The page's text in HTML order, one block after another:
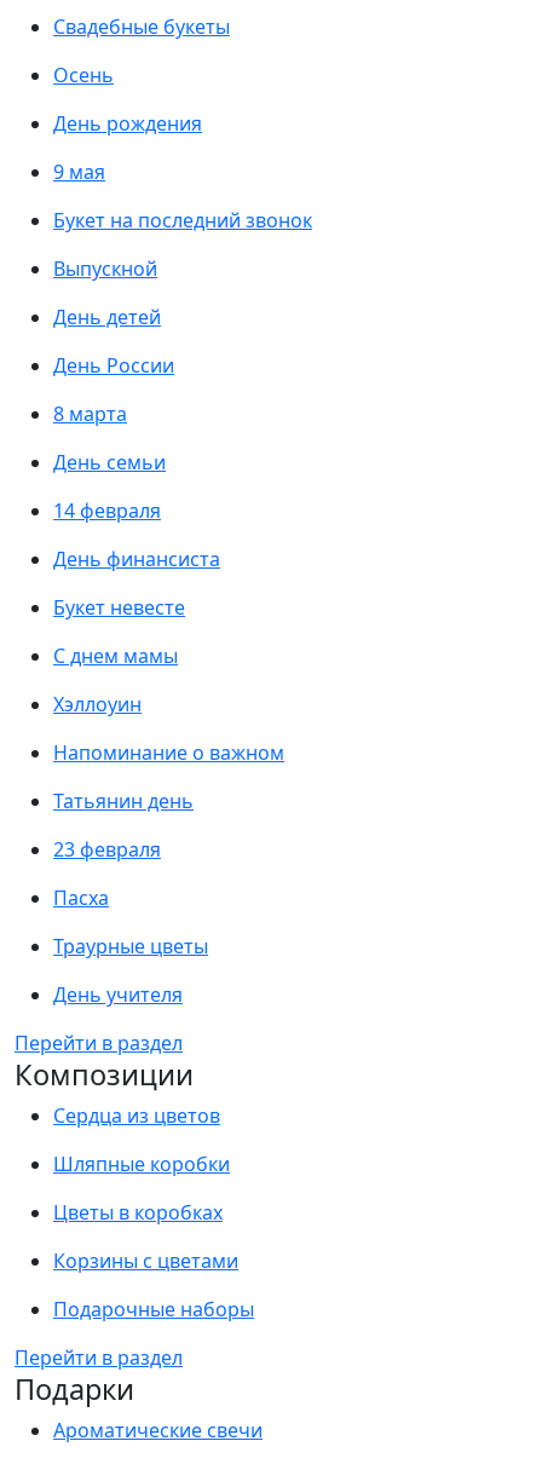
Свадебные букеты
Осень
День рождения
9 мая
Букет на последний звонок
Выпускной
День детей
День России
8 марта
День семьи
14 февраля
День финансиста
Букет невесте
С днем мамы
Хэллоуин
Напоминание о важном
Татьянин день
23 февраля
Пасха
Траурные цветы
День учителя
Перейти в раздел
Композиции
Сердца из цветов
Шляпные коробки
Цветы в коробках
Корзины с цветами
Подарочные наборы
Перейти в раздел
Подарки
Ароматические свечи